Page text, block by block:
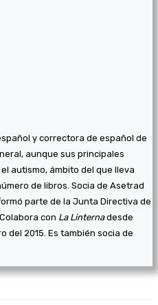
y correctora de español de
aunque sus principales
autismo, ámbito del que lleva
de libros. Socia de Asetrad
parte de la Junta Directiva de
con La Linternadesde
del 2015. Es también socia de